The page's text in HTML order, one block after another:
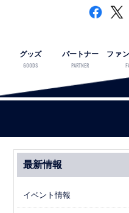
グッズ
GOODS
パートナー
PARTNER
ファ
最新情報
イベント情報